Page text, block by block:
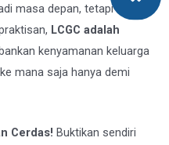
masa depan, tetapi untuk
LCGC adalah
kenyamanan keluarga
mana saja hanya demi
Cerdas! Buktikan sendiri